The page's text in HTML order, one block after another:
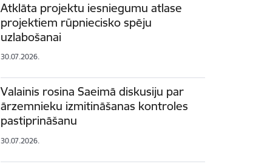
Atklāta projektu iesniegumu atlase
projektiem rūpniecisko spēju
uzlabošanai
30.07.2026.
Valainis rosina Saeimā diskusiju par
ārzemnieku izmitināšanas kontroles
pastiprināšanu
30.07.2026.